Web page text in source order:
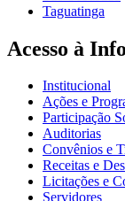
Taguatinga
Acesso à
Institucional
Ações e
Participação
Auditorias
Convênios e
Receitas e
Licitações e
Servidores